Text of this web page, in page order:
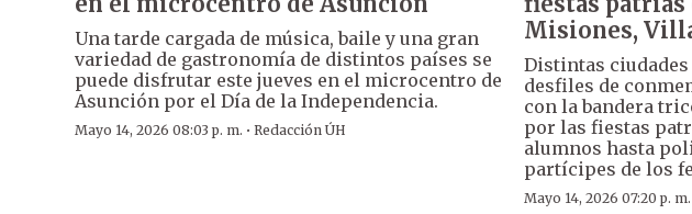
Una tarde cargada de música, baile y una gran
variedad de gastronomía de distintos países se
puede disfrutar este jueves en el microcentro de
Asunción por el Día de la Independencia.
Mayo 14, 2026 08:03 p. m. · Redacción ÚH
Misiones,
Distintas
desfiles de
con la bandera
por las fiestas
alumnos hasta
partícipes de los
Mayo 14, 2026 07:20 p. m.